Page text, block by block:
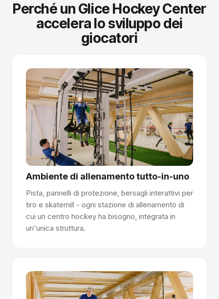
Perché un Glice Hockey Center
accelera lo sviluppo dei
giocatori
Ambiente di allenamento tutto-in-uno
Pista, pannelli di protezione, bersagli interattivi per
tiro e skatemill - ogni stazione di allenamento di
cui un centro hockey ha bisogno, integrata in
un'unica struttura.